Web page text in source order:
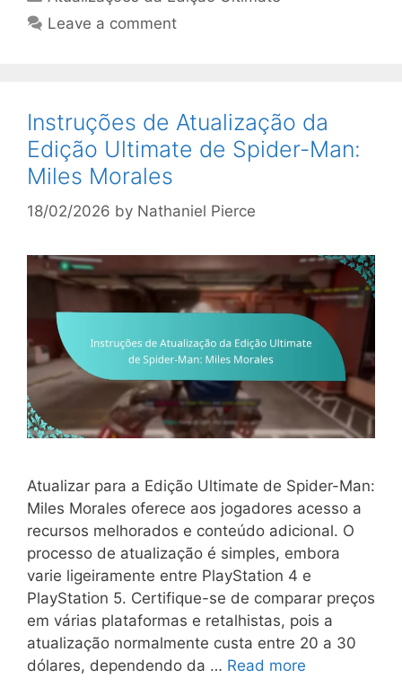
Leave a comment
Instruções de Atualização da
Edição Ultimate de Spider-Man:
Miles Morales
18/02/2026 by Nathaniel Pierce
Atualizar para a Edição Ultimate de Spider-Man:
Miles Morales oferece aos jogadores acesso a
recursos melhorados e conteúdo adicional. O
processo de atualização é simples, embora
varie ligeiramente entre PlayStation 4 e
PlayStation 5. Certifique-se de comparar preços
em várias plataformas e retalhistas, pois a
atualização normalmente custa entre 20 a 30
dólares, dependendo da … Read more